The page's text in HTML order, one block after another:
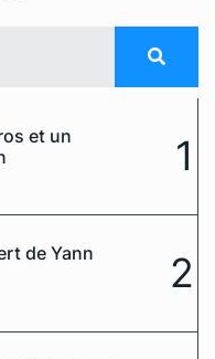
et un
1
de Yann
2